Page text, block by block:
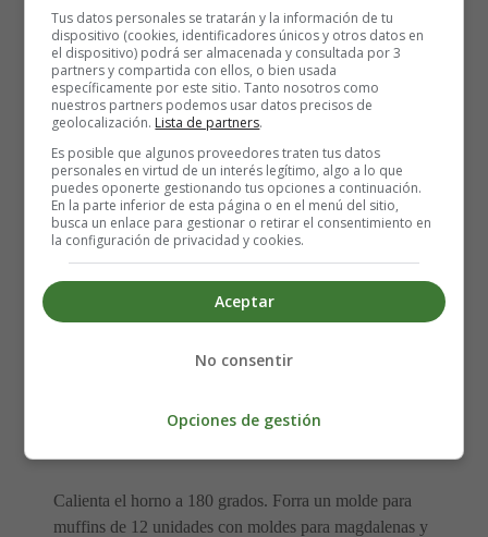
1 cucharadita de extracto de vainilla
Elaboración de los Cupcakes de Pastel de
Calienta el horno a 180 grados. Forra un molde para
muffins de 12 unidades con moldes para magdalenas y
Tus datos personales se tratarán y la información de tu
dispositivo (cookies, identificadores únicos y otros datos en
el dispositivo) podrá ser almacenada y consultada por 3
partners y compartida con ellos, o bien usada
específicamente por este sitio. Tanto nosotros como
nuestros partners podemos usar datos precisos de
geolocalización. Lista de partners.
Es posible que algunos proveedores traten tus datos
personales en virtud de un interés legítimo, algo a lo que
puedes oponerte gestionando tus opciones a continuación.
En la parte inferior de esta página o en el menú del sitio,
busca un enlace para gestionar o retirar el consentimiento en
la configuración de privacidad y cookies.
Aceptar
No consentir
Opciones de gestión